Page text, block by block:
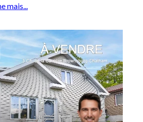
mais...